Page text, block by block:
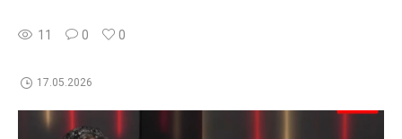
11 0 0
17.05.2026